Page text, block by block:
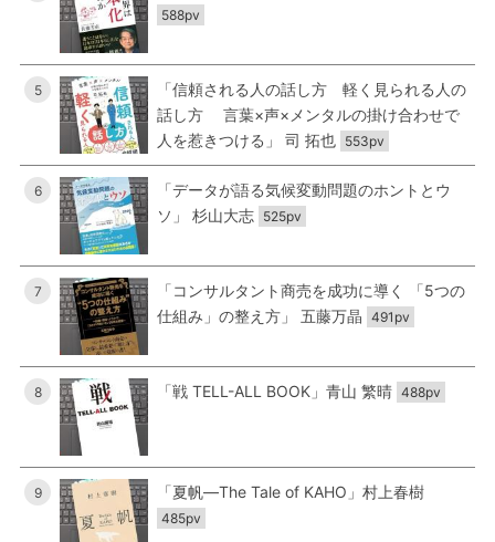
588pv
5
「信頼される人の話し方 軽く見られる人の
話し方 言葉×声×メンタルの掛け合わせで
人を惹きつける」 司 拓也 553pv
6
「データが語る気候変動問題のホントとウ
ソ」 杉山大志 525pv
7
「コンサルタント商売を成功に導く 「5つの
仕組み」の整え方」 五藤万晶 491pv
8 「戦 TELL-ALL BOOK」青山 繁晴 488pv
9 「夏帆―The Tale of KAHO」村上春樹
485pv